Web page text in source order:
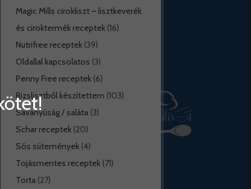
Magic Mills cirokliszt – lisztkeverék
és ciroktermék receptek(16)
Nutrifree receptek(39)
Oldallal kapcsolatos (3)
Penny Free receptek(6)
Rizslisztből készítettem (103)
Savanyúság / saláta(3)
Schar receptek(20)
Sós sütemények(4)
Tojásmentes receptek(71)
Torta(27)